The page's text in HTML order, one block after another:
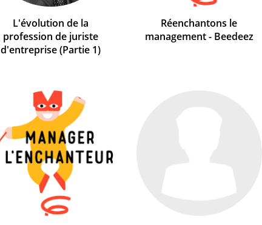
L'évolution de la
profession de juriste
d'entreprise (Partie 1)
Réenchantons le
management - Beedeez